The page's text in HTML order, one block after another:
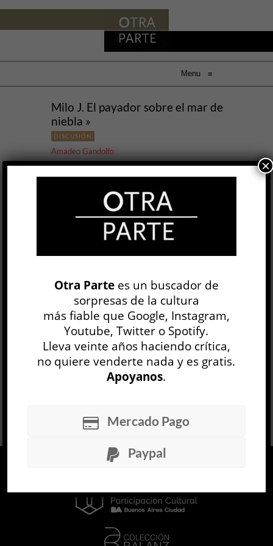
Menu ≡
Milo J. El payador sobre el mar de
niebla »
DISCUSIÓN
Amadeo Gandolfo
5 FEB, 2026
escuchaba folclore. O, mejor dicho: padre,
amante de la música, del prog sofisticado y los
nuevos sonidos del punk y el post punk,
jazzero, escritor de letras de banda prog, no
escuchaba folclore. Le parecía una boludez
Valladares, el Chivo Valladares, Atahualpa
Yupanqui. Hasta de Mercedes Sosa de...
LEER MÁS
Otra Partees un buscador de
sorpresas de la cultura
más fiable que Google, Instagram,
Youtube, Twitter o Spotify.
Lleva veinte años haciendo crítica,
no quiere venderte nada y es gratis.
Apoyanos.
Mercado Pago
Paypal
×